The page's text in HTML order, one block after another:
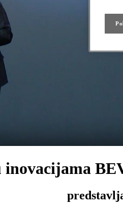
inovacijama